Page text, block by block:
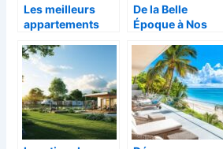
Les meilleurs
appartements
location de
vacances à
Angers
De la Belle
Époque à Nos
L’Évolution de La
Maison
Normande à
Trouville-sur-
Mer